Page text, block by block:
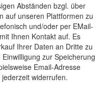
Abständen bzgl. über
auf unseren Plattformen zu
und/oder per EMail-
Ihnen Kontakt auf. Es
Ihrer Daten an Dritte zu
zur Speicherung
Email-Adresse
widerrufen.